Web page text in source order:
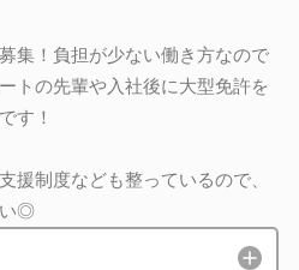
集！負担が少ない働き方なので
トの先輩や入社後に大型免許を
す！
援制度なども整っているので、
い◎